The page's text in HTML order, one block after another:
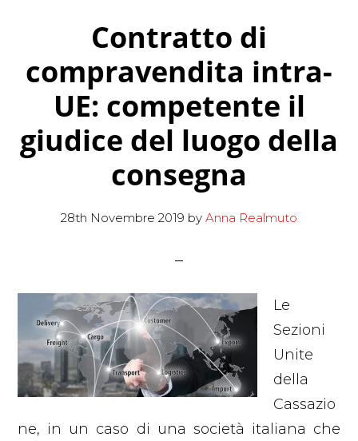
Contratto di
compravendita intra-
UE: competente il
giudice del luogo della
consegna
28th Novembre 2019 by Anna Realmuto
Le
Sezioni
Unite
della
Cassazio
ne, in un caso di una società italiana che